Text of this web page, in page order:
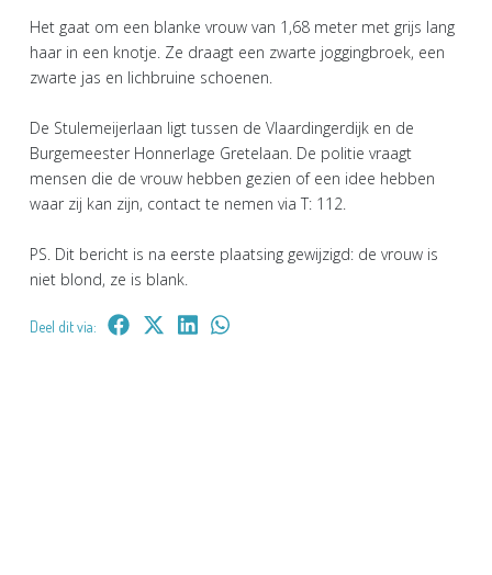
Het gaat om een blanke vrouw van 1,68 meter met grijs lang
haar in een knotje. Ze draagt een zwarte joggingbroek, een
zwarte jas en lichbruine schoenen.
De Stulemeijerlaan ligt tussen de Vlaardingerdijk en de
Burgemeester Honnerlage Gretelaan. De politie vraagt
mensen die de vrouw hebben gezien of een idee hebben
waar zij kan zijn, contact te nemen via T: 112.
PS. Dit bericht is na eerste plaatsing gewijzigd: de vrouw is
niet blond, ze is blank.
Deel dit via: